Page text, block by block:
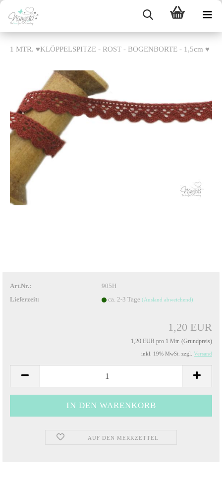
1 MTR. ♥KLÖPPELSPITZE - ROST - BOGENBORTE - 1,5cm ♥
Art.Nr.:
905H
Lieferzeit:
ca. 2-3 Tage (Ausland abweichend)
1,20 EUR
1,20 EUR pro 1 Mtr. (Grundpreis)
inkl. 19% MwSt. zzgl. Versand
AUF DEN MERKZETTEL